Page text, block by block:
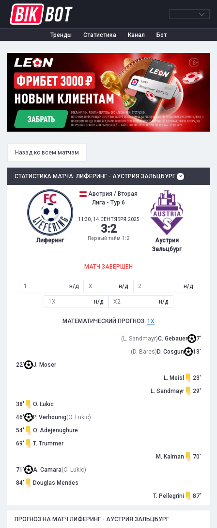
Тренды Статистика Канал Бот
Назад ко всем матчам
СТАТИСТИКА МАТЧА: ЛИФЕРИНГ - АУСТРИЯ ЗАЛЬЦБУРГ
Лиферинг
Австрия / Вторая
Лига - Тур 6
11:30, 14 СЕНТЯБРЯ 2025
3:2
Первый тайм 1:2
Аустрия
Зальцбург
МАТЧ ЗАВЕРШЕН
1 н/д X н/д 2 н/д
1X н/д X2 н/д
МАТЕМАТИЧЕСКИЙ ПРОГНОЗ: 1X
(L. Sandmayr)C. Gebauer
7'
(D. Bares)D. Cosgun
13'
22'
J. Moser
L. Meisl
23'
L. Sandmayr
29'
38'
O. Lukic
46'
P. Verhounig(O. Lukic)
54'
O. Adejenughure
69'
T. Trummer
M. Kalman
70'
71'
A. Camara(O. Lukic)
84'
Douglas Mendes
T. Pellegrini
87'
ПРОГНОЗ НА МАТЧ ЛИФЕРИНГ - АУСТРИЯ ЗАЛЬЦБУРГ